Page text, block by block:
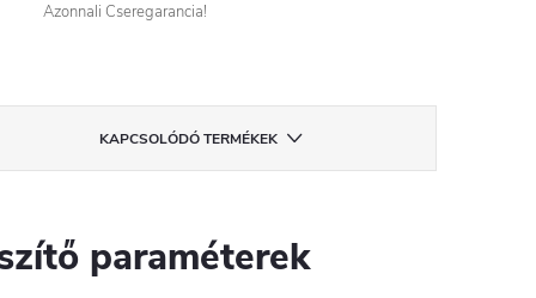
Azonnali Cseregarancia!
KAPCSOLÓDÓ TERMÉKEK
paraméterek